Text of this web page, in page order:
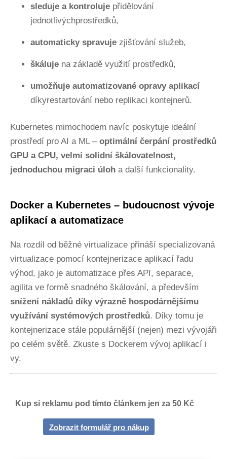
sleduje a kontroluje přidělování
jednotlivýchprostředků,
automaticky spravuje zjišťování služeb,
škáluje na základě využití prostředků,
umožňuje automatizované opravy aplikací
díkyrestartování nebo replikaci kontejnerů.
Kubernetes mimochodem navíc poskytuje ideální
prostředí pro AI a ML – optimální čerpání prostředků
GPU a CPU, velmi solidní škálovatelnost,
jednoduchou migraci úloh a další funkcionality.
Docker a Kubernetes – budoucnost vývoje
aplikací a automatizace
Na rozdíl od běžné virtualizace přináší specializovaná
virtualizace pomocí kontejnerizace aplikací řadu
výhod, jako je automatizace přes API, separace,
agilita ve formě snadného škálování, a především
snížení nákladů díky výrazně hospodárnějšímu
využívání systémových prostředků. Díky tomu je
kontejnerizace stále populárnější (nejen) mezi vývojáři
po celém světě. Zkuste s Dockerem vývoj aplikací i
vy.
Kup si reklamu pod tímto článkem jen za 50 Kč
Zobrazit formulář pro nákup